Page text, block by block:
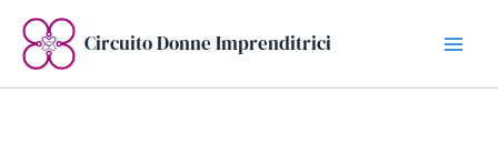
contenuto
Circuito Donne Imprenditrici